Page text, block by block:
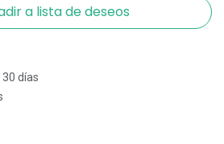
a lista de deseos
días